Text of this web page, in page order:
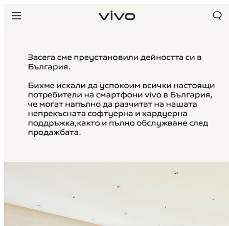
Bulgaria | Изберете държава/регион